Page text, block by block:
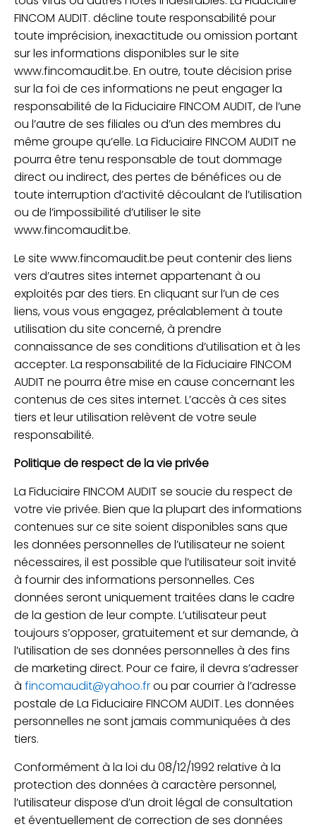
FINCOM AUDIT. décline toute responsabilité pour
toute imprécision, inexactitude ou omission portant
sur les informations disponibles sur le site
www.fincomaudit.be. En outre, toute décision prise
sur la foi de ces informations ne peut engager la
responsabilité de la Fiduciaire FINCOM AUDIT, de l’une
ou l’autre de ses filiales ou d’un des membres du
même groupe qu’elle. La Fiduciaire FINCOM AUDIT ne
pourra être tenu responsable de tout dommage
direct ou indirect, des pertes de bénéfices ou de
toute interruption d’activité découlant de l’utilisation
ou de l’impossibilité d’utiliser le site
www.fincomaudit.be.
Le site www.fincomaudit.be peut contenir des liens
vers d’autres sites internet appartenant à ou
exploités par des tiers. En cliquant sur l’un de ces
liens, vous vous engagez, préalablement à toute
utilisation du site concerné, à prendre
connaissance de ses conditions d’utilisation et à les
accepter. La responsabilité de la Fiduciaire FINCOM
AUDIT ne pourra être mise en cause concernant les
contenus de ces sites internet. L’accès à ces sites
tiers et leur utilisation relèvent de votre seule
responsabilité.
Politique de respect de la vie privée
La Fiduciaire FINCOM AUDIT se soucie du respect de
votre vie privée. Bien que la plupart des informations
contenues sur ce site soient disponibles sans que
les données personnelles de l’utilisateur ne soient
nécessaires, il est possible que l’utilisateur soit invité
à fournir des informations personnelles. Ces
données seront uniquement traitées dans le cadre
de la gestion de leur compte. L’utilisateur peut
toujours s’opposer, gratuitement et sur demande, à
l’utilisation de ses données personnelles à des fins
de marketing direct. Pour ce faire, il devra s’adresser
à fincomaudit@yahoo.frou par courrier à l’adresse
postale de La Fiduciaire FINCOM AUDIT. Les données
personnelles ne sont jamais communiquées à des
tiers.
Conformément à la loi du 08/12/1992 relative à la
protection des données à caractère personnel,
l’utilisateur dispose d’un droit légal de consultation
et éventuellement de correction de ses données